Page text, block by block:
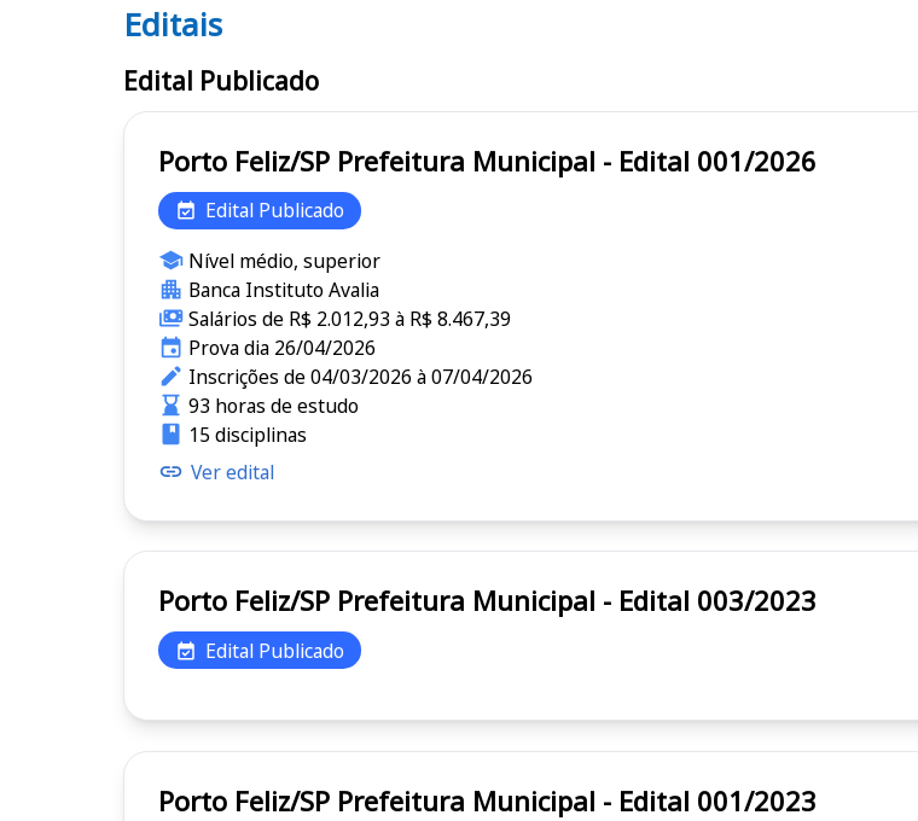
Editais
Editais
Edital Publicado
Porto Feliz/SP Prefeitura Municipal - Edital 001/2026
Edital Publicado
Nível médio, superior
Banca Instituto Avalia
Salários de R$ 2.012,93 à R$ 8.467,39
Prova dia 26/04/2026
Inscrições de 04/03/2026 à 07/04/2026
93 horas de estudo
15 disciplinas
Ver edital
Porto Feliz/SP Prefeitura Municipal - Edital 003/2023
Edital Publicado
Porto Feliz/SP Prefeitura Municipal - Edital 001/2023